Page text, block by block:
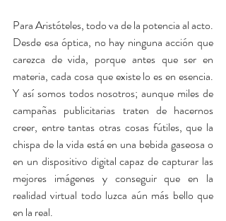
Para Aristóteles, todo va de la potencia al acto.
Desde esa óptica, no hay ninguna acción que
carezca de vida, porque antes que ser en
materia, cada cosa que existe lo es en esencia.
Y así somos todos nosotros; aunque miles de
campañas publicitarias traten de hacernos
creer, entre tantas otras cosas fútiles, que la
chispa de la vida está en una bebida gaseosa o
en un dispositivo digital capaz de capturar las
mejores imágenes y conseguir que en la
realidad virtual todo luzca aún más bello que
en la real.